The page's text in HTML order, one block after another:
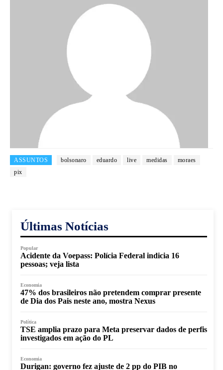
ASSUNTOS bolsonaro eduardo live medidas
moraes
pix
Últimas Notícias
Popular
Acidente da Voepass: Polícia Federal indicia 16
pessoas; veja lista
Economia
47% dos brasileiros não pretendem comprar presente
de Dia dos Pais neste ano, mostra Nexus
Política
TSE amplia prazo para Meta preservar dados de perfis
investigados em ação do PL
Economia
Durigan: governo fez ajuste de 2 pp do PIB no